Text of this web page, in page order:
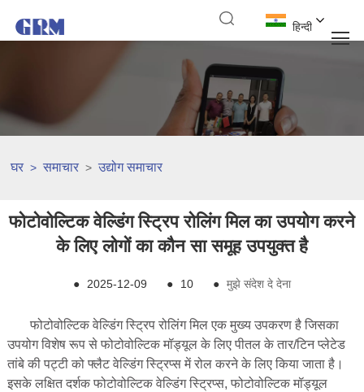
हिन्दी
घर > समाचार > उद्योग समाचार
फोटोवोल्टिक वेल्डिंग स्ट्रिप रोलिंग मिल का उपयोग करने
के लिए लोगों का कौन सा समूह उपयुक्त है
● 2025-12-09 ● 10 ● मुझे संदेश दे देना
फोटोवोल्टिक वेल्डिंग स्ट्रिप रोलिंग मिल एक मुख्य उपकरण है जिसका
उपयोग विशेष रूप से फोटोवोल्टिक मॉड्यूल के लिए पीतल के तार/टिन प्लेटेड
तांबे की पट्टी को फ्लैट वेल्डिंग स्ट्रिप्स में रोल करने के लिए किया जाता है।
इसके लक्षित दर्शक फोटोवोल्टिक वेल्डिंग स्ट्रिप्स, फोटोवोल्टिक मॉड्यूल